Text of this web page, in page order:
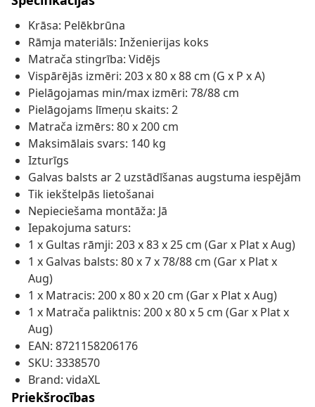
Krāsa: Pelēkbrūna
Rāmja materiāls: Inženierijas koks
Matrača stingrība: Vidējs
Vispārējās izmēri: 203 x 80 x 88 cm (G x P x A)
Pielāgojamas min/max izmēri: 78/88 cm
Pielāgojams līmeņu skaits: 2
Matrača izmērs: 80 x 200 cm
Maksimālais svars: 140 kg
Izturīgs
Galvas balsts ar 2 uzstādīšanas augstuma iespējām
Tik iekštelpās lietošanai
Nepieciešama montāža: Jā
Iepakojuma saturs:
1 x Gultas rāmji: 203 x 83 x 25 cm (Gar x Plat x Aug)
1 x Galvas balsts: 80 x 7 x 78/88 cm (Gar x Plat x
Aug)
1 x Matracis: 200 x 80 x 20 cm (Gar x Plat x Aug)
1 x Matrača paliktnis: 200 x 80 x 5 cm (Gar x Plat x
Aug)
EAN: 8721158206176
SKU: 3338570
Brand: vidaXL
Priekšrocības